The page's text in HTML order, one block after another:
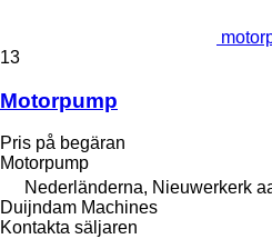
13
Motorpump
Pris på begäran
Motorpump
Nederländerna, Nieuwerkerk
Duijndam Machines
Kontakta säljaren